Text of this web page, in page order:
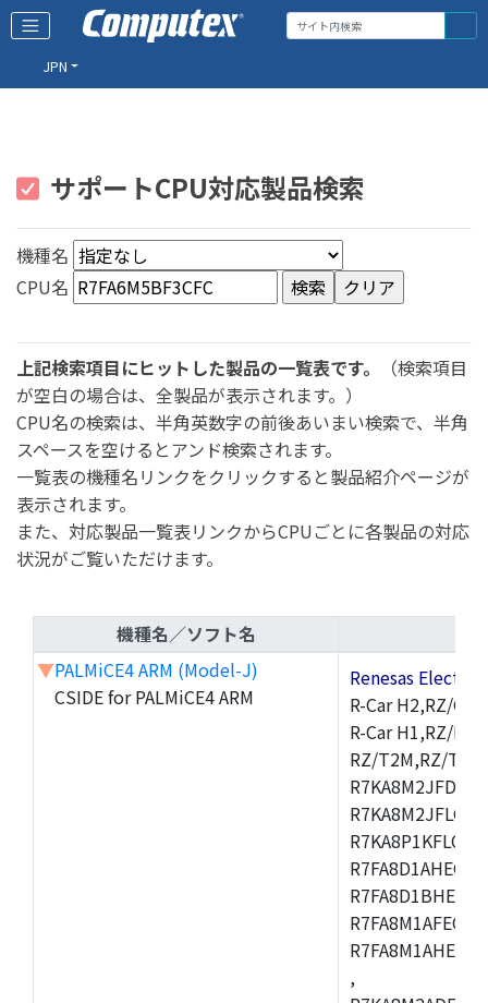
JPN
サポートCPU対応製品検索
機種名
CPU名
上記検索項目にヒットした製品の一覧表です。
（検索項目
が空白の場合は、全製品が表示されます。）
CPU名の検索は、半角英数字の前後あいまい検索で、半角
スペースを空けるとアンド検索されます。
一覧表の機種名リンクをクリックすると製品紹介ページが
表示されます。
また、対応製品一覧表リンクからCPUごとに各製品の対応
状況がご覧いただけます。
機種名／ソフト名
▼PALMiCE4 ARM (Model-J)
CSIDE for PALMiCE4 ARM
Renesas
R-Car H2,RZ/
R-Car H1,RZ/
RZ/T2M,RZ/
,